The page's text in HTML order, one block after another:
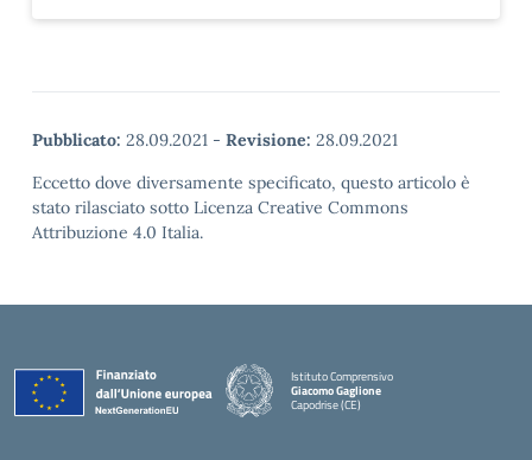
Pubblicato: 28.09.2021 - Revisione: 28.09.2021
Eccetto dove diversamente specificato, questo articolo è
stato rilasciato sotto Licenza Creative Commons
Attribuzione 4.0 Italia.
Istituto Comprensivo
Giacomo Gaglione
Capodrise (CE)
— Visita la pagina iniziale della scuola